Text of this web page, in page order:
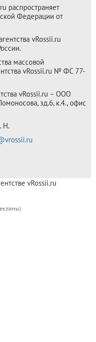
распространяет
Федерации от
vRossii.ru
массовой
vRossii.ru № ФС 77-
vRossii.ru – ООО
зд.6, к.4., офис
Н.